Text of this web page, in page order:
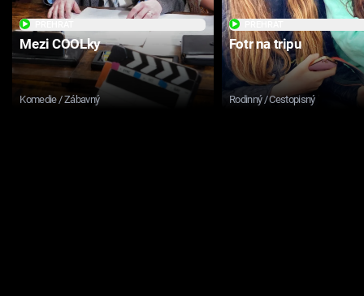
Mezi COOLky
Komedie / Zábavný
Fotr na tripu
Rodinný / Cestopisný